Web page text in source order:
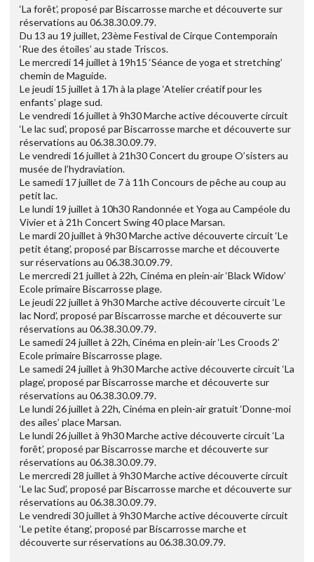
‘La forêt’, proposé par Biscarrosse marche et découverte sur
réservations au 06.38.30.09.79.
Du 13 au 19 juillet, 23ème Festival de Cirque Contemporain
‘Rue des étoiles’ au stade Triscos.
Le mercredi 14 juillet à 19h15 ‘Séance de yoga et stretching’
chemin de Maguide.
Le jeudi 15 juillet à 17h à la plage ‘Atelier créatif pour les
enfants’ plage sud.
Le vendredi 16 juillet à 9h30 Marche active découverte circuit
‘Le lac sud’, proposé par Biscarrosse marche et découverte sur
réservations au 06.38.30.09.79.
Le vendredi 16 juillet à 21h30 Concert du groupe O’sisters au
musée de l’hydraviation.
Le samedi 17 juillet de 7 à 11h Concours de pêche au coup au
petit lac.
Le lundi 19 juillet à 10h30 Randonnée et Yoga au Campéole du
Vivier et à 21h Concert Swing 40 place Marsan.
Le mardi 20 juillet à 9h30 Marche active découverte circuit ‘Le
petit étang’, proposé par Biscarrosse marche et découverte
sur réservations au 06.38.30.09.79.
Le mercredi 21 juillet à 22h, Cinéma en plein-air ‘Black Widow’
Ecole primaire Biscarrosse plage.
Le jeudi 22 juillet à 9h30 Marche active découverte circuit ‘Le
lac Nord’, proposé par Biscarrosse marche et découverte sur
réservations au 06.38.30.09.79.
Le samedi 24 juillet à 22h, Cinéma en plein-air ‘Les Croods 2’
Ecole primaire Biscarrosse plage.
Le samedi 24 juillet à 9h30 Marche active découverte circuit ‘La
plage’, proposé par Biscarrosse marche et découverte sur
réservations au 06.38.30.09.79.
Le lundi 26 juillet à 22h, Cinéma en plein-air gratuit ‘Donne-moi
des ailes’ place Marsan.
Le lundi 26 juillet à 9h30 Marche active découverte circuit ‘La
forêt’, proposé par Biscarrosse marche et découverte sur
réservations au 06.38.30.09.79.
Le mercredi 28 juillet à 9h30 Marche active découverte circuit
‘Le lac Sud’, proposé par Biscarrosse marche et découverte sur
réservations au 06.38.30.09.79.
Le vendredi 30 juillet à 9h30 Marche active découverte circuit
‘Le petite étang’, proposé par Biscarrosse marche et
découverte sur réservations au 06.38.30.09.79.